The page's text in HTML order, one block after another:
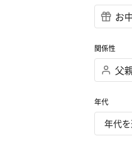
関係性
年代